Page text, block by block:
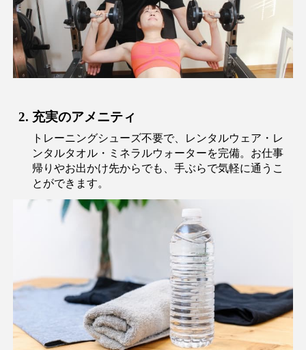
2. 充実のアメニティ
トレーニングシューズ不要で、レンタルウェア・レ
ンタルタオル・ミネラルウォーターを完備。お仕事
帰りやお出かけ先からでも、手ぶらで気軽に通うこ
とができます。